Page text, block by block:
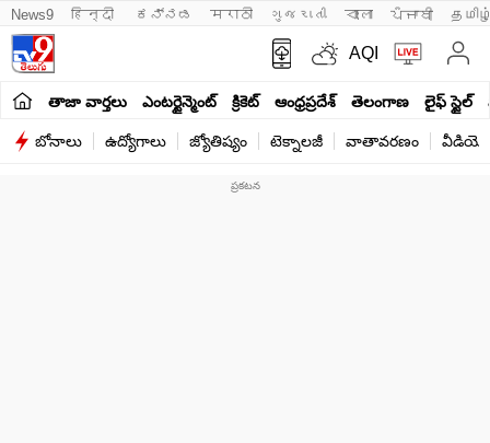
News9 हिन्दी ಕನ್ನಡ मराठी ગુજરાતી বাংলা ਪੰਜਾਬੀ
AQI
తాజా వార్తలు ఎంటర్టైన్మెంట్ క్రికెట్ ఆంధ్రప్రదేశ్ తెలంగాణ లైఫ్ స్టైల్
బోనాలు ఉద్యోగాలు జ్యోతిష్యం టెక్నాలజీ వాతావరణం